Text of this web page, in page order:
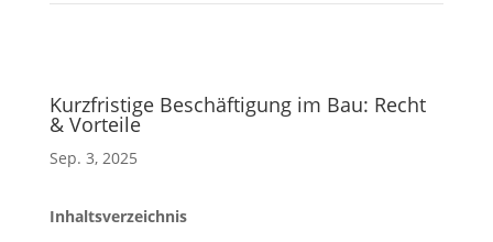
Kurzfristige Beschäftigung im Bau: Recht
& Vorteile
Sep. 3, 2025
Inhaltsverzeichnis